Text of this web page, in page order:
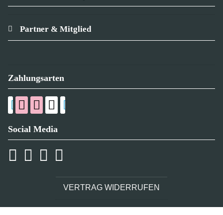
Partner & Mitglied
Zahlungsarten
Social Media
VERTRAG WIDERRUFEN